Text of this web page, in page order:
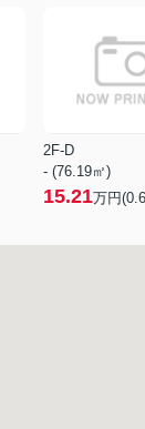
2F-D
- (76.19㎡)
15.21万円(